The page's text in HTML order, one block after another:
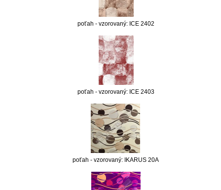
poťah - vzorovaný: ICE 2402
poťah - vzorovaný: ICE 2403
poťah - vzorovaný: IKARUS 20A